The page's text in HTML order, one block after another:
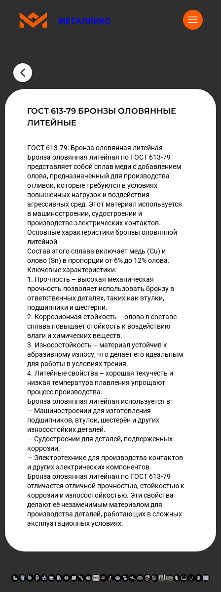
МЕТАЛЛИКО
ГОСТ 613-79 БРОНЗЫ ОЛОВЯННЫЕ
ЛИТЕЙНЫЕ
ГОСТ 613-79: Бронза оловянная литейная
Бронза оловянная литейная по ГОСТ 613-79
представляет собой сплав меди с добавлением
олова, предназначенный для производства
отливок, которые требуются в условиях
повышенных нагрузок и воздействия
агрессивных сред. Этот материал используется
в машиностроении, судостроении и
производстве электрических контактов.
Основные характеристики бронзы оловянной
литейной
Состав этого сплава включает медь (Cu) и
олово (Sn) в пропорции от 6% до 12% олова.
Ключевые характеристики:
1. Прочность – высокая механическая
прочность позволяет использовать бронзу в
ответственных деталях, таких как втулки,
подшипники и шестерни.
2. Коррозионная стойкость – олово в составе
сплава повышает стойкость к воздействию
влаги и химических веществ.
3. Износостойкость – материал устойчив к
абразивному износу, что делает его идеальным
для работы в условиях трения.
4. Литейные свойства – хорошая текучесть и
низкая температура плавления упрощают
процесс производства.
Бронза оловянная литейная используется в:
— Машиностроении для изготовления
подшипников, втулок, шестерён и других
износостойких деталей.
— Судостроении для деталей, подверженных
коррозии.
— Электротехнике для производства контактов
и других электрических компонентов.
Бронза оловянная литейная по ГОСТ 613-79
отличается отличной прочностью, стойкостью к
коррозии и износостойкостью. Эти свойства
делают её незаменимым материалом для
производства деталей, работающих в сложных
эксплуатационных условиях.